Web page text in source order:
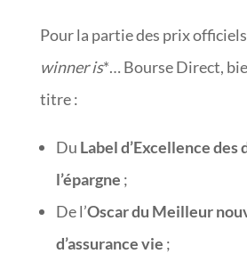
Pour la partie des prix
winner is*… Bourse Direct,
titre :
Du Label d’Excellence des
l’épargne ;
De l’Oscar du Meilleur
d’assurance vie ;